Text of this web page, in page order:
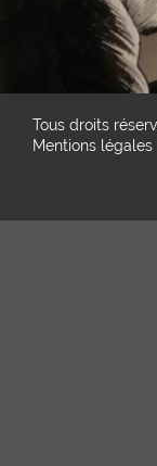
Tous droits
Mentions légales